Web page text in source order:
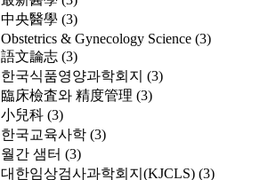
中央醫學 (3)
Obstetrics & Gynecology Science (3)
語文論志 (3)
한국식품영양과학회지 (3)
臨床檢査와 精度管理 (3)
小兒科 (3)
한국교육사학 (3)
월간 샘터 (3)
대한임상검사과학회지(KJCLS) (3)